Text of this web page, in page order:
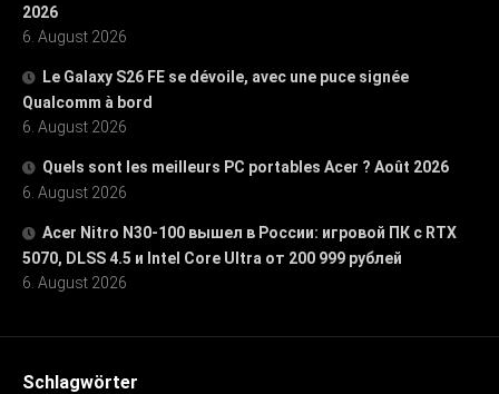
2026
6. August 2026
Le Galaxy S26 FE se dévoile, avec une puce signée
Qualcomm à bord
6. August 2026
Quels sont les meilleurs PC portables Acer ? Août 2026
6. August 2026
Acer Nitro N30-100 вышел в России: игровой ПК с RTX
5070, DLSS 4.5 и Intel Core Ultra от 200 999 рублей
6. August 2026
Schlagwörter